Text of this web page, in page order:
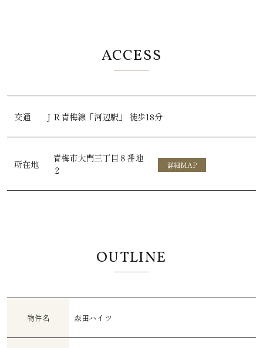
ACCESS
交通 ＪＲ青梅線 「河辺駅」 徒歩18分
所在地
青梅市大門三丁目８番地
２
詳細MAP
OUTLINE
物件名 森田ハイツ